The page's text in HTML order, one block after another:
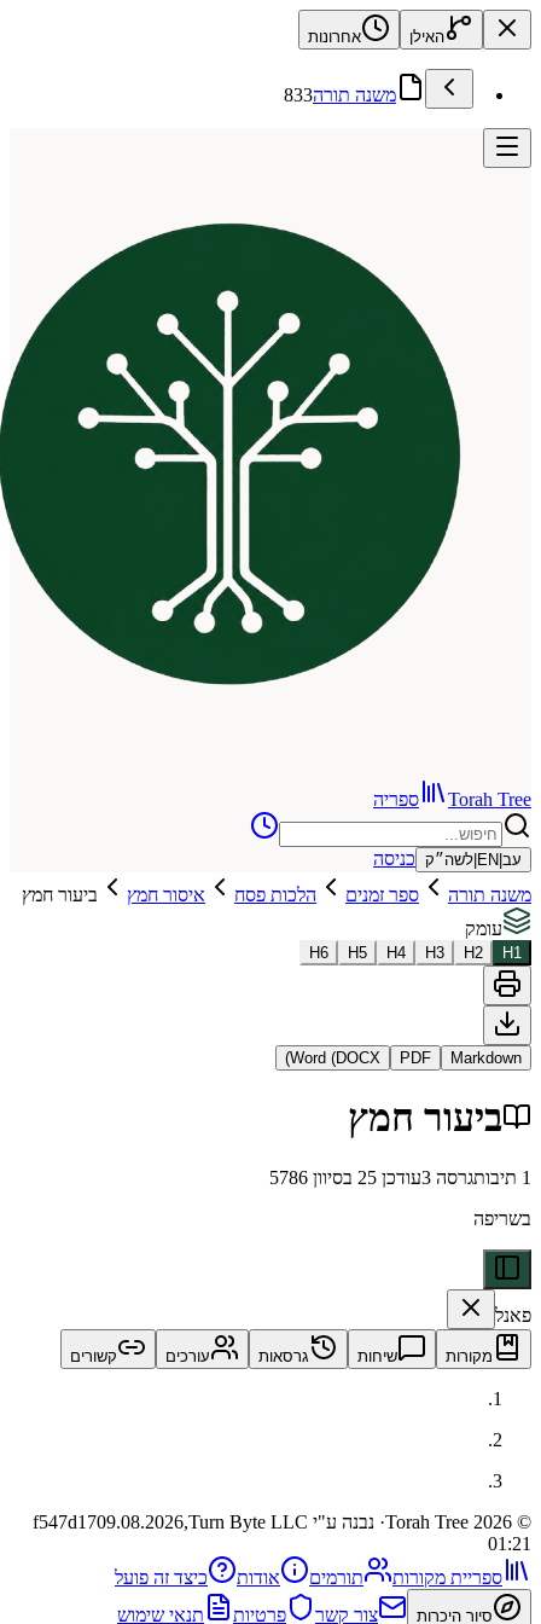
האילן אחרונות
משנה תורה833
ספריה
כניסה
ספר זמנים הלכות פסח איסור חמץ
ביעור חמץ
H3
H4
H5
H6
PDF
Word (DOCX)
חמץ
3עודכן 25 בסיוון 5786
שיחות גרסאות עורכים קשורים
· נבנה ע"י Turn Byte LLC f547d1709.08.2026,
מקורות תורמים אודות כיצד זה פועל
היכרות צור קשר פרטיות תנאי שימוש